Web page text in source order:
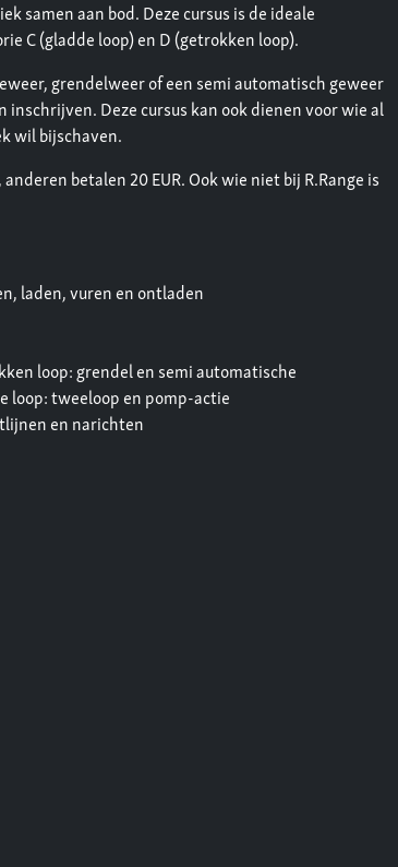
samen aan bod. Deze cursus is de ideale
C (gladde loop) en D (getrokken loop).
grendelweer of een semi automatisch geweer
Deze cursus kan ook dienen voor wie al
wil bijschaven.
betalen 20 EUR. Ook wie niet bij R.Range is
laden, vuren en ontladen
loop: grendel en semi automatische
loop: tweeloop en pomp-actie
en narichten